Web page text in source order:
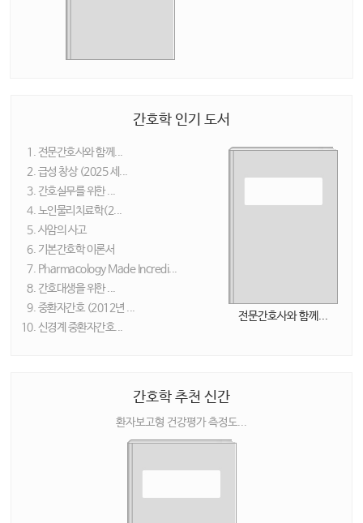
간호학 인기 도서
전문간호사와 함께...
급성 창상 (2025 세...
간호실무를 위한 ...
노인물리치료학(2...
사암의 사고
기본간호학 이론서
Pharmacology Made Incredi...
간호대생을 위한 ...
중환자간호 (2012년 ...
신경계 중환자간호...
전문간호사와 함께...
간호학 추천 신간
환자보고형 건강평가 측정도...